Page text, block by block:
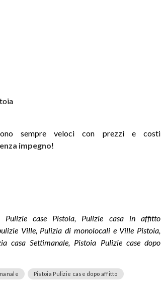
sempre veloci con prezzi e costi
impegno!
case Pistoia, Pulizie casa in affitto
Ville, Pulizia di monolocali e Ville Pistoia,
casa Settimanale, Pistoia Pulizie case dopo
Pistoia Pulizie case dopo affitto